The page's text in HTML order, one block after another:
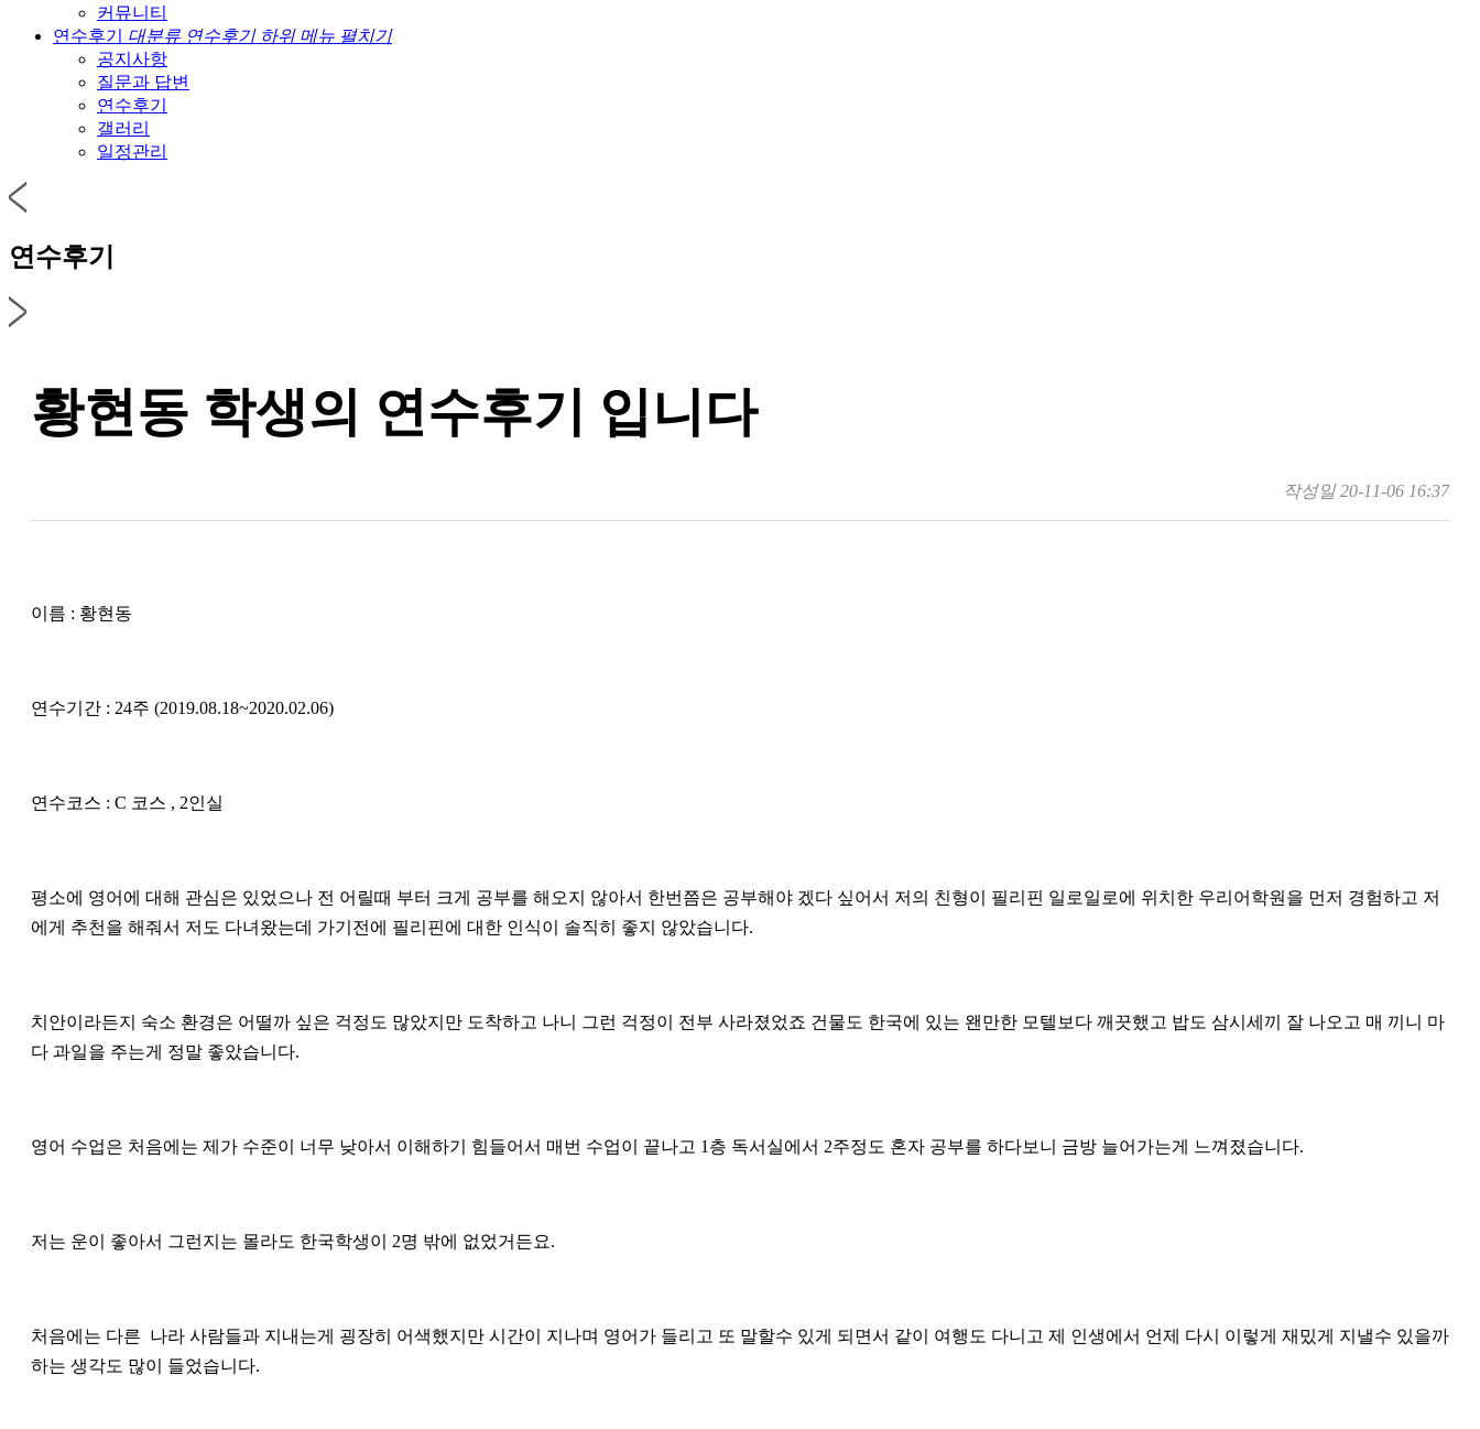
커뮤니티
연수후기 대분류 연수후기 하위 메뉴 펼치기
공지사항
질문과 답변
연수후기
갤러리
일정관리
연수후기
황현동 학생의 연수후기 입니다
작성일20-11-06 16:37
이름 : 황현동
연수기간 : 24주 (2019.08.18~2020.02.06)
연수코스 : C 코스 , 2인실
평소에 영어에 대해 관심은 있었으나 전 어릴때 부터 크게 공부를 해오지 않아서 한번쯤은 공부해야 겠다 싶어서 저의 친형이 필리핀 일로일로에 위치한 우리어학원을 먼저 경험하고 저
에게 추천을 해줘서 저도 다녀왔는데 가기전에 필리핀에 대한 인식이 솔직히 좋지 않았습니다.
치안이라든지 숙소 환경은 어떨까 싶은 걱정도 많았지만 도착하고 나니 그런 걱정이 전부 사라졌었죠 건물도 한국에 있는 왠만한 모텔보다 깨끗했고 밥도 삼시세끼 잘 나오고 매 끼니 마
다 과일을 주는게 정말 좋았습니다.
영어 수업은 처음에는 제가 수준이 너무 낮아서 이해하기 힘들어서 매번 수업이 끝나고 1층 독서실에서 2주정도 혼자 공부를 하다보니 금방 늘어가는게 느껴졌습니다.
저는 운이 좋아서 그런지는 몰라도 한국학생이 2명 밖에 없었거든요.
처음에는 다른 나라 사람들과 지내는게 굉장히 어색했지만 시간이 지나며 영어가 들리고 또 말할수 있게 되면서 같이 여행도 다니고 제 인생에서 언제 다시 이렇게 재밌게 지낼수 있을까
하는 생각도 많이 들었습니다.